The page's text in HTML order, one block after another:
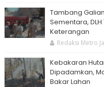
Tambang
Sementara,
Keterangan
Redaksi Metro
Kebakaran
Dipadamkan,
Bakar Lahan